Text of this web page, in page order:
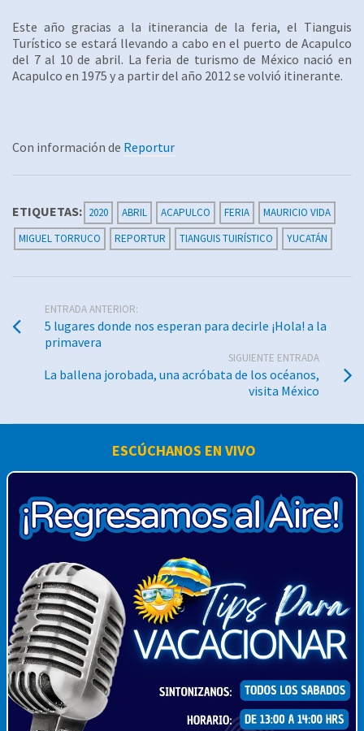
Este año gracias a la itinerancia de la feria, el Tianguis
Turístico se estará llevando a cabo en el puerto de Acapulco
del 7 al 10 de abril. La feria de turismo de México nació en
Acapulco en 1975 y a partir del año 2012 se volvió itinerante.
Con información de Reportur
ETIQUETAS: 2020 ABRIL ACAPULCO FERIA
MAURICIO VIDA
MIGUEL TORRUCO
REPORTUR TIANGUIS TUIRÍSTICO YUCATÁN
ENTRADA ANTERIOR:
5 lugares donde nos esperan para decirle ¡Hola! a la
primavera
SIGUIENTE ENTRADA
La ballena jorobada, una acróbata de los océanos,
visita México
ESCÚCHANOS EN VIVO